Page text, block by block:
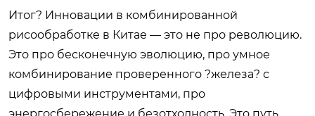
Итог? Инновации в комбинированной
рисообработке в Китае — это не про революцию.
Это про бесконечную эволюцию, про умное
комбинирование проверенного ?железа? с
цифровыми инструментами, про
энергосбережение и безотходность. Это путь